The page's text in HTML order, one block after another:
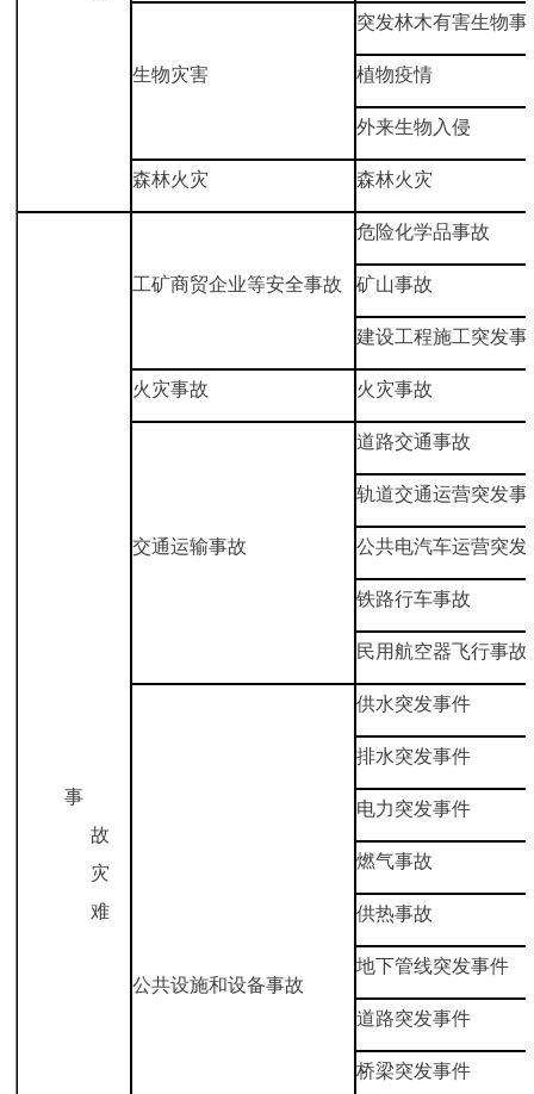
生物灾害
突发林木有害生物事
植物疫情
外来生物入侵
森林火灾 森林火灾
事
故
灾
难
工矿商贸企业等安全事故
危险化学品事故
矿山事故
建设工程施工突发事
火灾事故 火灾事故
交通运输事故
道路交通事故
轨道交通运营突发事
公共电汽车运营突发
铁路行车事故
民用航空器飞行事故
公共设施和设备事故
供水突发事件
排水突发事件
电力突发事件
燃气事故
供热事故
地下管线突发事件
道路突发事件
桥梁突发事件